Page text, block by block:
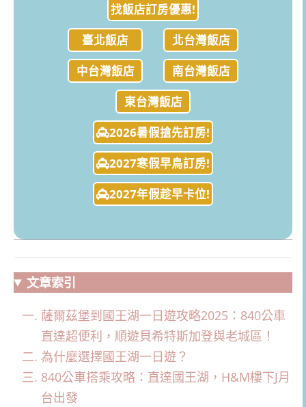
找飯店訂房優惠!
臺北飯店
北台灣飯店
中台灣飯店
南台灣飯店
東台灣飯店
2026暑假搶先訂房!
2027寒假早鳥訂房!
2027年假趁早卡位!
文章索引
薩爾茲堡到國王湖一日遊攻略2025：840公車
直達超便利，順遊貝希特斯加登與老城區！
為什麼選擇國王湖一日遊？
840公車搭乘攻略：直達國王湖，H&M樓下J月
台出發